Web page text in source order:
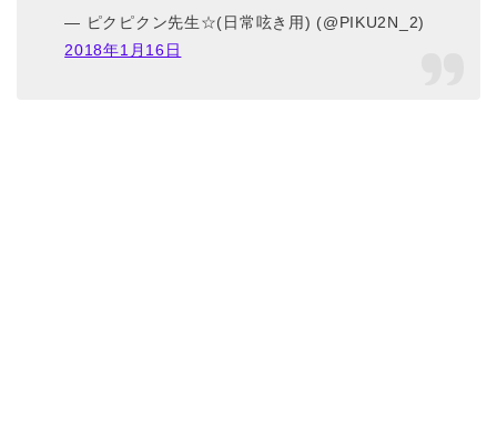
— ピクピクン先生☆(日常呟き用) (@PIKU2N_2)
2018年1月16日